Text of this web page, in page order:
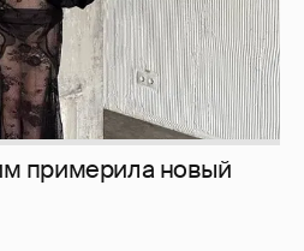
примерила новый